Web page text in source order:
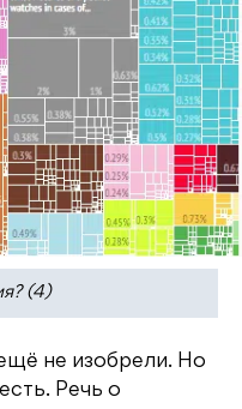
(4)
не изобрели. Но
Речь о